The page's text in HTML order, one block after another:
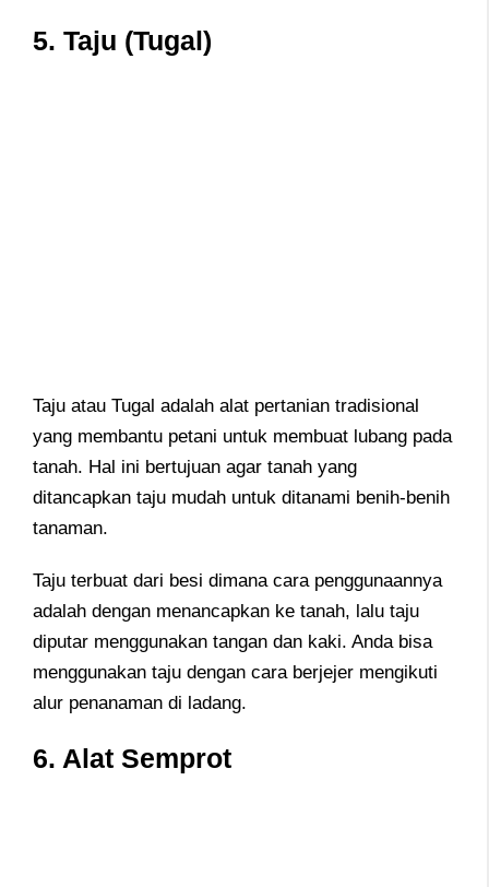
5. Taju (Tugal)
Taju atau Tugal adalah alat pertanian tradisional
yang membantu petani untuk membuat lubang pada
tanah. Hal ini bertujuan agar tanah yang
ditancapkan taju mudah untuk ditanami benih-benih
tanaman.
Taju terbuat dari besi dimana cara penggunaannya
adalah dengan menancapkan ke tanah, lalu taju
diputar menggunakan tangan dan kaki. Anda bisa
menggunakan taju dengan cara berjejer mengikuti
alur penanaman di ladang.
6. Alat Semprot